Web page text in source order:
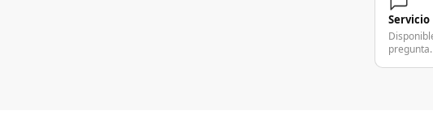
Servicio
pregunta.